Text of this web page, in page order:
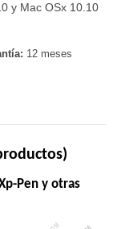
y Mac OSx 10.10
12 meses
Pen y otras